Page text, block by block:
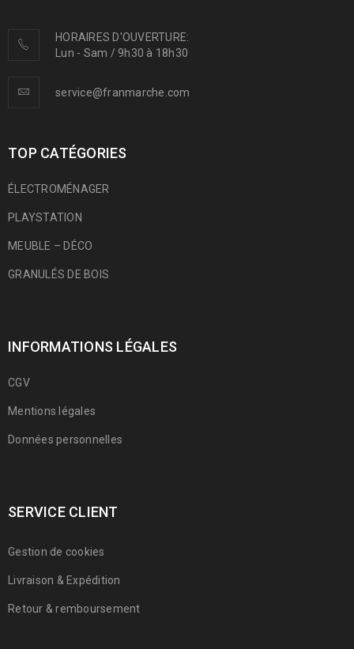
HORAIRES D'OUVERTURE:
Lun - Sam / 9h30 à 18h30
service@franmarche.com
TOP CATÉGORIES
ÉLECTROMÉNAGER
PLAYSTATION
MEUBLE – DÉCO
GRANULÉS DE BOIS
INFORMATIONS LÉGALES
CGV
Mentions légales
Données personnelles
SERVICE CLIENT
Gestion de cookies
Livraison & Expédition
Retour & remboursement